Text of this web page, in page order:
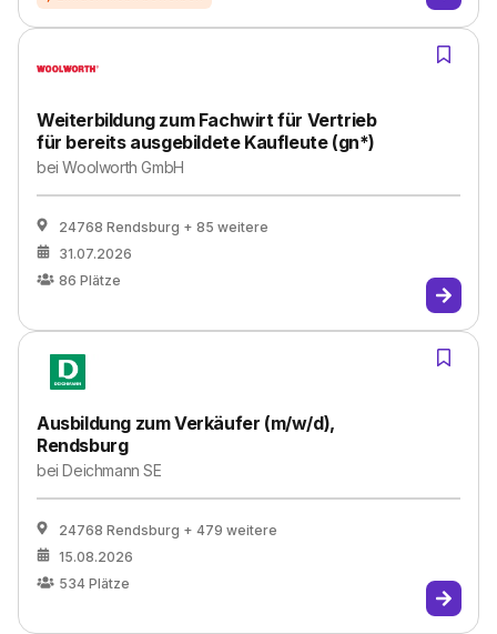
Weiterbildung zum Fachwirt für Vertrieb
für bereits ausgebildete Kaufleute (gn*)
beiWoolworth GmbH
24768 Rendsburg + 85 weitere
31.07.2026
86 Plätze
Ausbildung zum Verkäufer (m/w/d),
Rendsburg
beiDeichmann SE
24768 Rendsburg + 479 weitere
15.08.2026
534 Plätze